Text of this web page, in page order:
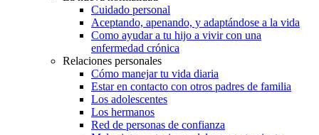
Cuidado personal
Aceptando, apenando, y adaptándose a la vida
Como ayudar a tu hijo a vivir con una
enfermedad crónica
Relaciones personales
Cómo manejar tu vida diaria
Estar en contacto con otros padres de familia
Los adolescentes
Los hermanos
Red de personas de confianza